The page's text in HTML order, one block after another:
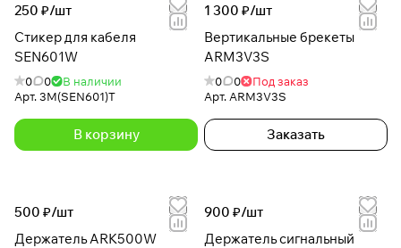
250 ₽/шт
Стикер для кабеля
SEN601W
0 0
В наличии
Арт.3M(SEN601)T
В корзину
1 300 ₽/шт
Вертикальные брекеты
ARM3V3S
0 0
Под заказ
Арт. ARM3V3S
Заказать
500 ₽/шт
Держатель ARK500W
900 ₽/шт
Держатель сигнальный